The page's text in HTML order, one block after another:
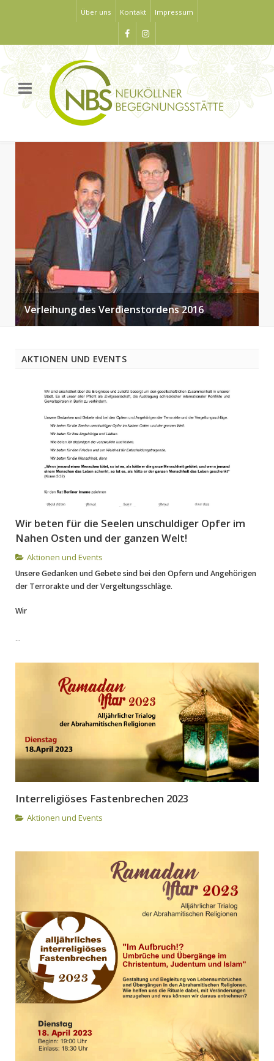
Über uns Kontakt Impressum
Marsch der Muslime gegen den Terrorismus
Verleihung des Verdienstordens 2016
Religionen für ein weltoffenes Berlin-
Friedenskundgebung am Breitscheidplatz
Flüchtlinge laden ein!
AKTIONEN UND EVENTS
Wir beten für die Seelen unschuldiger Opfer im
Nahen Osten und der ganzen Welt!
Aktionen und Events
Unsere Gedanken und Gebete sind bei den Opfern und Angehörigen
der Terrorakte und der Vergeltungsschläge.
Wir
...
Interreligiöses Fastenbrechen 2023
Aktionen und Events